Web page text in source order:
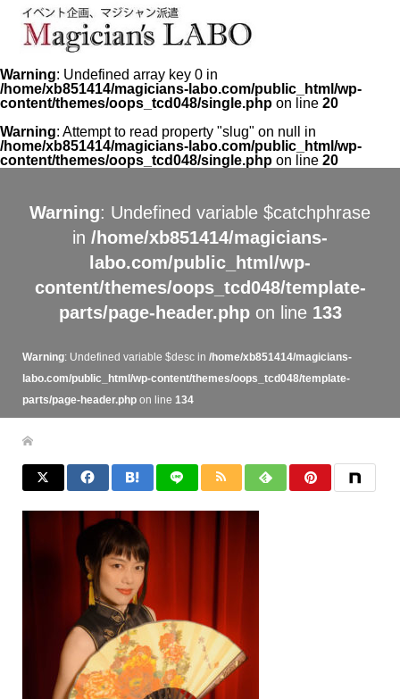
Warning: Undefined array key 0 in
/home/xb851414/magicians-labo.com/public_html/wp-
content/themes/oops_tcd048/single.php on line 20
Warning: Attempt to read property "slug" on null in
/home/xb851414/magicians-labo.com/public_html/wp-
content/themes/oops_tcd048/single.php on line 20
Warning: Undefined variable $catchphrase
in /home/xb851414/magicians-
labo.com/public_html/wp-
content/themes/oops_tcd048/template-
parts/page-header.phpon line 133
Warning: Undefined variable $desc in /home/xb851414/magicians-
labo.com/public_html/wp-content/themes/oops_tcd048/template-
parts/page-header.phpon line 134